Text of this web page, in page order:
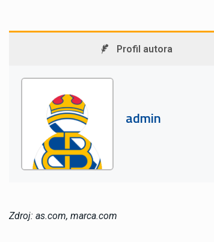
Profil autora
admin
Zdroj: as.com, marca.com